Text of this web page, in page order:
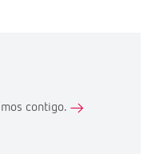
contigo.